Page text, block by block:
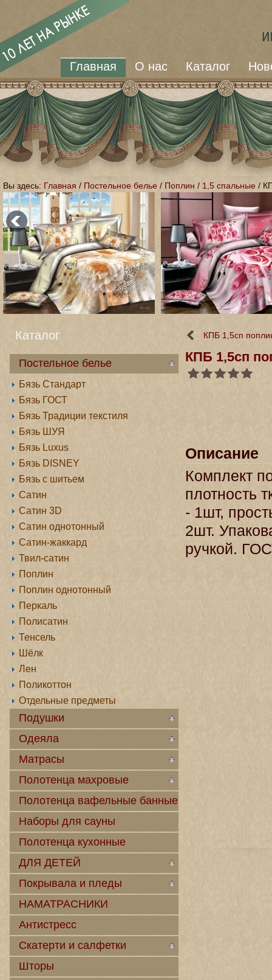
Главная О нас Каталог
Вы здесь: Главная / Постельное белье / Поплин / 1,5 спальные /
КПБ 1,5сп
КПБ 1,5сп
Описание
Комплект
плотность
- 1шт,
2шт.
ручкой.
Каталог
Постельное белье
Бязь Стандарт
Бязь ГОСТ
Бязь Традиции текстиля
Бязь ШУЯ
Бязь Luxus
Бязь DISNEY
Бязь с шитьем
Сатин
Сатин 3D
Сатин однотонный
Сатин-жаккард
Твил-сатин
Поплин
Поплин однотонный
Перкаль
Полисатин
Тенсель
Шёлк
Лен
Поликоттон
Отдельные предметы
Подушки
Одеяла
Матрасы
Полотенца махровые
Полотенца вафельные банные
Наборы для сауны
Полотенца кухонные
ДЛЯ ДЕТЕЙ
Покрывала и пледы
НАМАТРАСНИКИ
Антистресс
Скатерти и салфетки
Шторы